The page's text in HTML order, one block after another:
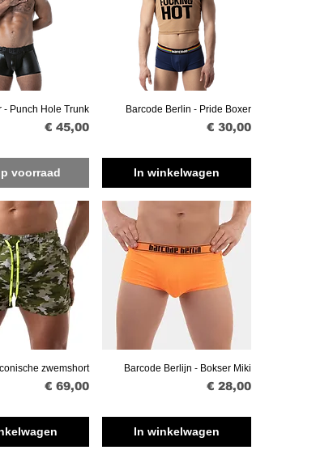
overzicht
- Punch Hole Trunk
Prijs
€ 45,00
voorraad
Snel overzicht
Barcode Berlin - Pride Boxer
Prijs
€ 30,00
In winkelwagen
overzichtzwemshort
Prijs
€ 69,00
Snel overzicht
Barcode Berlijn - Bokser Miki
Prijs
€ 28,00
In winkelwagen